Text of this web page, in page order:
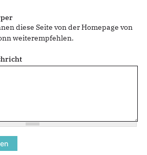
diese Seite von der Homepage von
weiterempfehlen.